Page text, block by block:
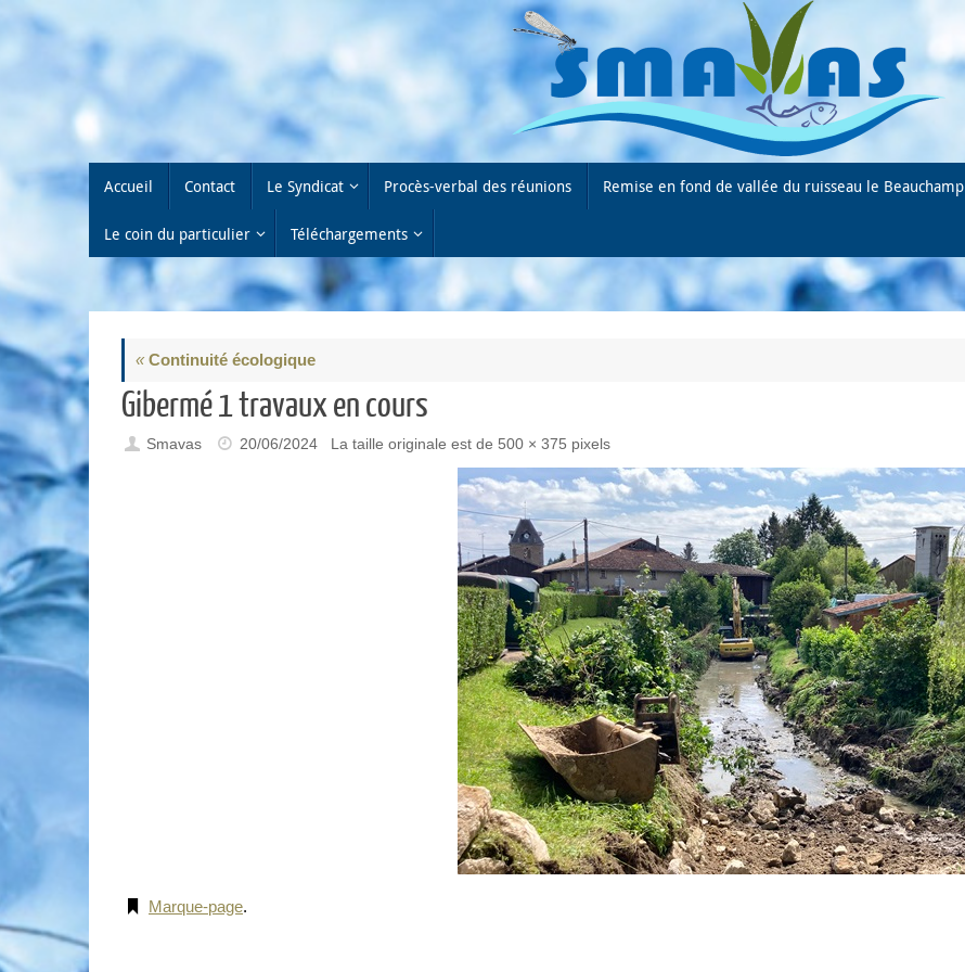
Passer
Passer
auAccueil Contact Le Syndicat Procès-verbal des réunions Remise en fond de vallée du ruisseau le Beauchamp
Le coin du particulier Téléchargements
« Continuité écologique
Gibermé 1 travaux en cours
Smavas 20/06/2024 La taille originale est de 500 × 375 pixels
Marque-page.